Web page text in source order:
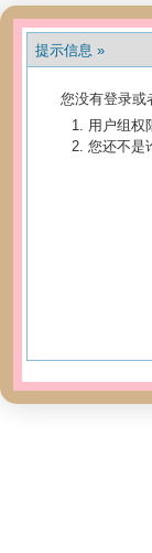
提示信息 »
您没有登录或
用户组权
您还不是